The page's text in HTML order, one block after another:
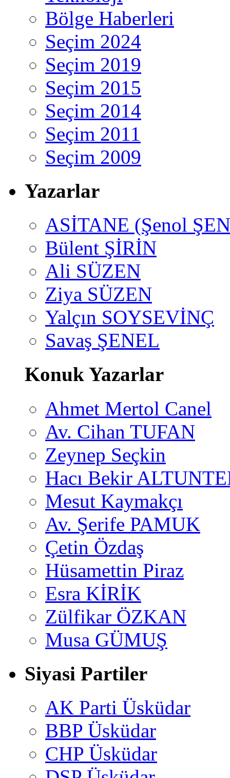
Bölge Haberleri
Seçim 2024
Seçim 2019
Seçim 2015
Seçim 2014
Seçim 2011
Seçim 2009
Yazarlar
ASİTANE (Şenol
Bülent ŞİRİN
Ali SÜZEN
Ziya SÜZEN
Yalçın SOYSEVİNÇ
Savaş ŞENEL
Konuk Yazarlar
Ahmet Mertol Canel
Av. Cihan TUFAN
Zeynep Seçkin
Hacı Bekir
Mesut Kaymakçı
Av. Şerife PAMUK
Çetin Özdaş
Hüsamettin Piraz
Esra KİRİK
Zülfikar ÖZKAN
Musa GÜMUŞ
Siyasi Partiler
AK Parti Üsküdar
BBP Üsküdar
CHP Üsküdar